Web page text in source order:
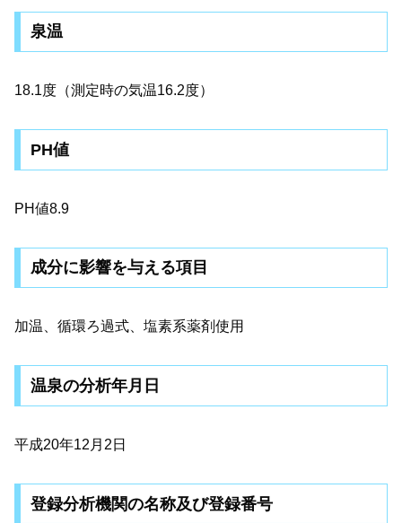
泉温
18.1度（測定時の気温16.2度）
PH値
PH値8.9
成分に影響を与える項目
加温、循環ろ過式、塩素系薬剤使用
温泉の分析年月日
平成20年12月2日
登録分析機関の名称及び登録番号